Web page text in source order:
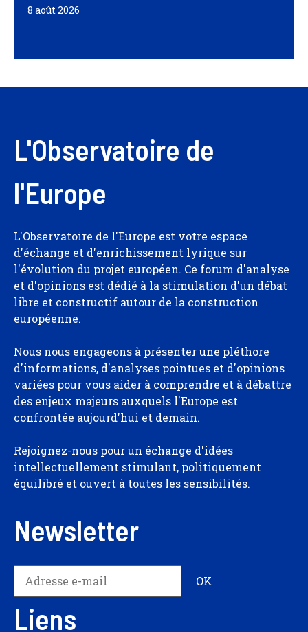
8 août 2026
L'Observatoire de
l'Europe
L'Observatoire de l'Europe est votre espace
d'échange et d'enrichissement lyrique sur
l'évolution du projet européen. Ce forum d'analyse
et d'opinions est dédié à la stimulation d'un débat
libre et constructif autour de la construction
européenne.
Nous nous engageons à présenter une pléthore
d'informations, d'analyses pointues et d'opinions
variées pour vous aider à comprendre et à débattre
des enjeux majeurs auxquels l'Europe est
confrontée aujourd'hui et demain.
Rejoignez-nous pour un échange d'idées
intellectuellement stimulant, politiquement
équilibré et ouvert à toutes les sensibilités.
Newsletter
Liens